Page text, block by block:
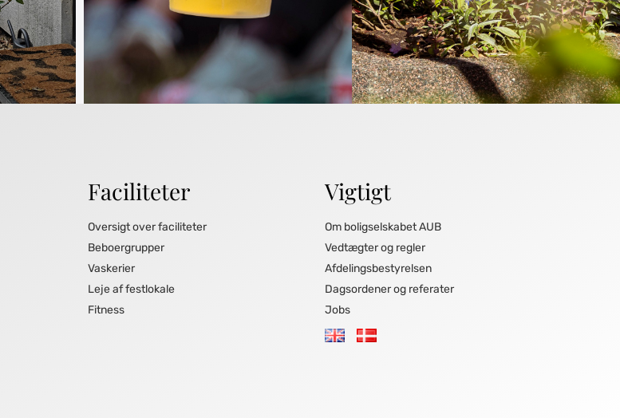
Faciliteter
Oversigt over faciliteter
Beboergrupper
Vaskerier
Leje af festlokale
Fitness
Vigtigt
Om boligselskabet AUB
Vedtægter og regler
Afdelingsbestyrelsen
Dagsordener og referater
Jobs